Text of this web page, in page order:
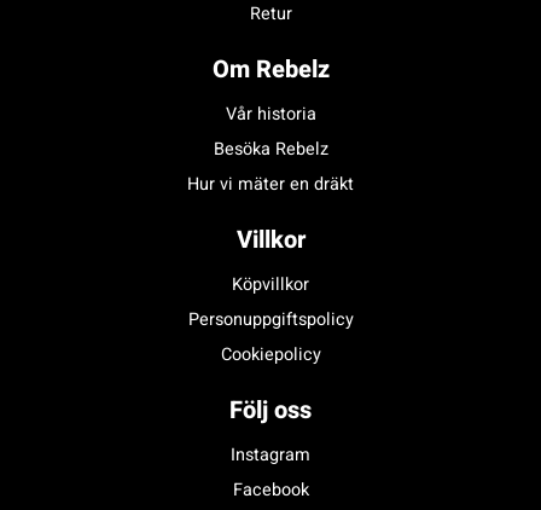
Retur
Om Rebelz
Vår historia
Besöka Rebelz
Hur vi mäter en dräkt
Villkor
Köpvillkor
Personuppgiftspolicy
Cookiepolicy
Följ oss
Instagram
Facebook